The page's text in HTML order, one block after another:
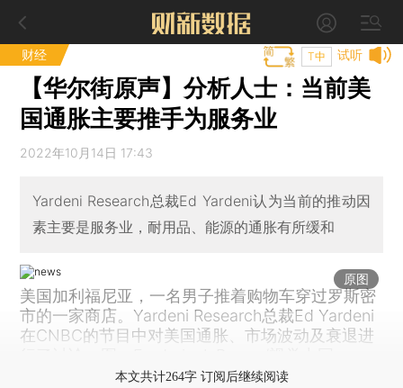
财经 试听
T中
【华尔街原声】分析人士：当前美
国通胀主要推手为服务业
2022年10月14日 17:43
Yardeni Research总裁Ed Yardeni认为当前的推动因
素主要是服务业，耐用品、能源的通胀有所缓和
原图
美国加利福尼亚，一名男子推着购物车穿过罗斯密
市的一家商店。Yardeni Research总裁Ed Yardeni
在CNBC的节目中对美国通胀、市场波动及衰退进
本文共计264字 订阅后继续阅读